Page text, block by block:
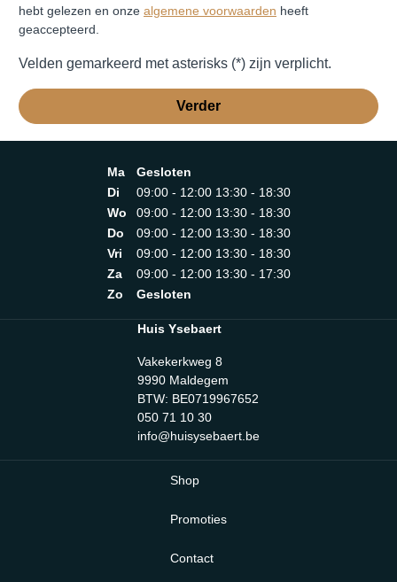
hebt gelezen en onze algemene voorwaarden heeft
geaccepteerd.
Velden gemarkeerd met asterisks (*) zijn verplicht.
Verder
Ma
Gesloten
Di
09:00 - 12:00 13:30 - 18:30
Wo
09:00 - 12:00 13:30 - 18:30
Do
09:00 - 12:00 13:30 - 18:30
Vri
09:00 - 12:00 13:30 - 18:30
Za
09:00 - 12:00 13:30 - 17:30
Zo
Gesloten
Huis Ysebaert
Vakekerkweg 8
9990 Maldegem
BTW: BE0719967652
050 71 10 30
info@huisysebaert.be
Shop
Promoties
Contact